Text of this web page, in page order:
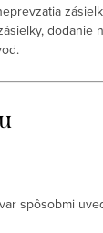
dodanie
spôsobmi